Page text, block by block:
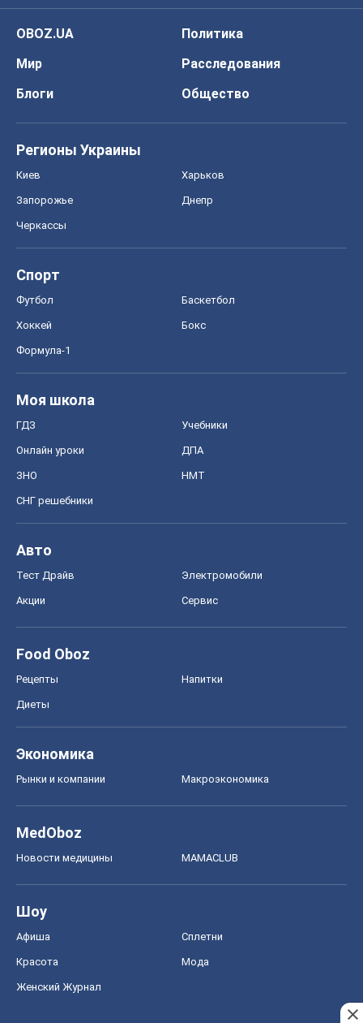
OBOZ.UA
Политика
Мир
Расследования
Блоги
Общество
Регионы Украины
Киев Харьков
Запорожье Днепр
Черкассы
Спорт
Футбол Баскетбол
Хоккей Бокс
Формула-1
Моя школа
ГДЗ Учебники
Онлайн уроки ДПА
ЗНО НМТ
СНГ решебники
Авто
Тест Драйв Электромобили
Акции Сервис
Food Oboz
Рецепты Напитки
Диеты
Экономика
Рынки и компании Mакроэкономика
MedOboz
Новости медицины MAMACLUB
Шоу
Афиша Сплетни
Красота Мода
Женский Журнал